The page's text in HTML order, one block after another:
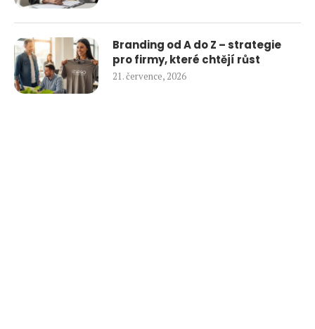
Branding od A do Z – strategie
pro firmy, které chtějí růst
21. července, 2026